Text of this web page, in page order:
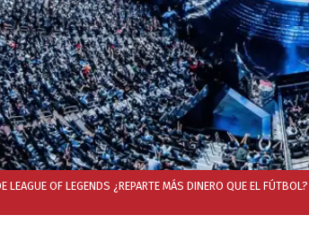
LEAGUE OF LEGENDS ¿REPARTE MÁS DINERO QUE EL FÚTBOL?